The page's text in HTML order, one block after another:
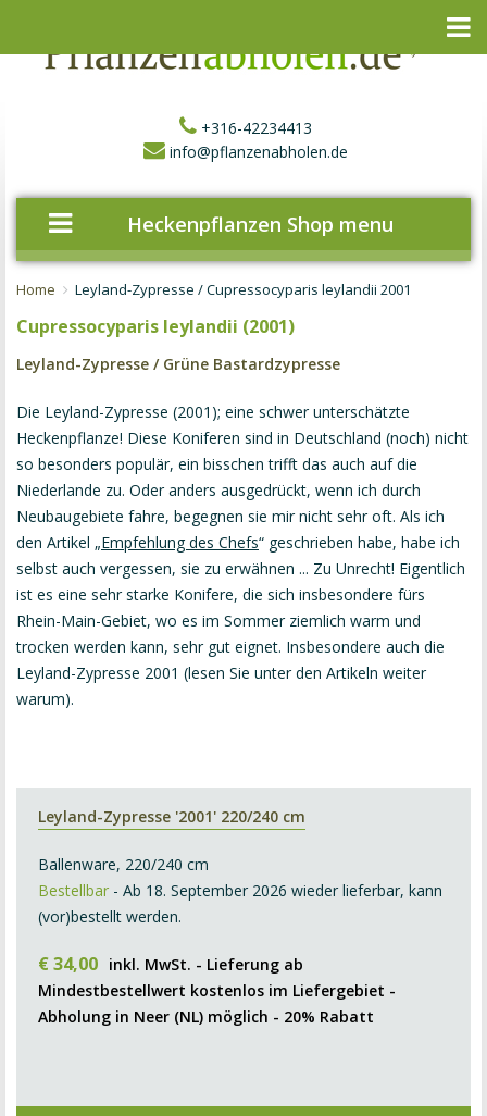
+316-42234413
info@pflanzenabholen.de
Heckenpflanzen Shop menu
Home Leyland-Zypresse / Cupressocyparis leylandii 2001
Cupressocyparis leylandii (2001)
Leyland-Zypresse / Grüne Bastardzypresse
Die Leyland-Zypresse (2001); eine schwer unterschätzte
Heckenpflanze! Diese Koniferen sind in Deutschland (noch) nicht
so besonders populär, ein bisschen trifft das auch auf die
Niederlande zu. Oder anders ausgedrückt, wenn ich durch
Neubaugebiete fahre, begegnen sie mir nicht sehr oft. Als ich
den Artikel „Empfehlung des Chefs“ geschrieben habe, habe ich
selbst auch vergessen, sie zu erwähnen ... Zu Unrecht! Eigentlich
ist es eine sehr starke Konifere, die sich insbesondere fürs
Rhein-Main-Gebiet, wo es im Sommer ziemlich warm und
trocken werden kann, sehr gut eignet. Insbesondere auch die
Leyland-Zypresse 2001 (lesen Sie unter den Artikeln weiter
warum).
Leyland-Zypresse '2001' 220/240 cm
Ballenware, 220/240 cm
Bestellbar - Ab 18. September 2026 wieder lieferbar, kann
(vor)bestellt werden.
€34,00 inkl. MwSt. - Lieferung ab
Mindestbestellwert kostenlos im Liefergebiet -
Abholung in Neer (NL) möglich - 20% Rabatt